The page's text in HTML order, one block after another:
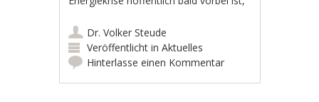
Dr. Volker Steude
Veröffentlicht inAktuelles
Hinterlasse einen Kommentar